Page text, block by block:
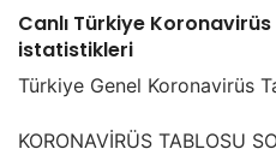
Canlı Türkiye Koronavirüs
istatistikleri
Türkiye Genel Koronavirüs
KORONAVİRÜS TABLOSU